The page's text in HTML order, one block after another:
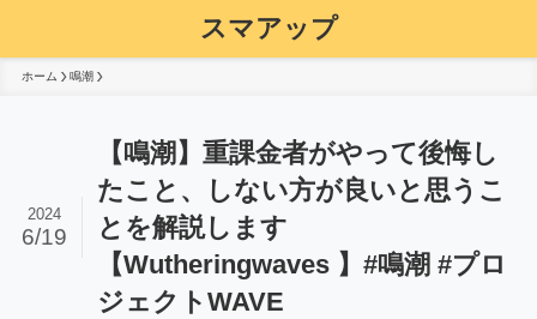
スマアップ
ホーム 鳴潮
【鳴潮】重課金者がやって後悔し
たこと、しない方が良いと思うこ
とを解説します
【Wutheringwaves 】#鳴潮 #プロ
ジェクトWAVE
2024
6/19